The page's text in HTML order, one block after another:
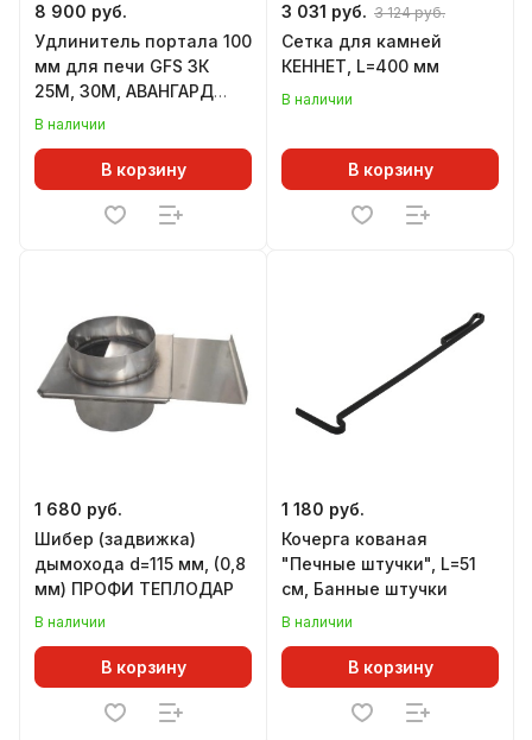
8 900 руб.
Удлинитель портала 100
мм для печи GFS ЗК
25М, 30М, АВАНГАРД
24М, 25М
В наличии
В корзину
3 031 руб. 3 124 руб.
Сетка для камней
КЕННЕТ, L=400 мм
В наличии
В корзину
1 680 руб.
Шибер (задвижка)
дымохода d=115 мм, (0,8
мм) ПРОФИ ТЕПЛОДАР
В наличии
В корзину
1 180 руб.
Кочерга кованая
"Печные штучки", L=51
см, Банные штучки
В наличии
В корзину